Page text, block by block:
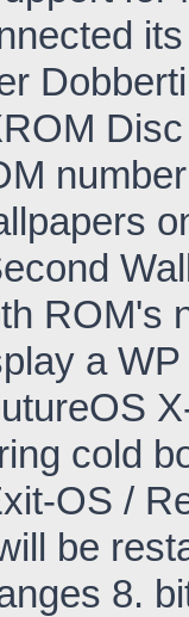
ROM's
a
cold
OS /
be
8.